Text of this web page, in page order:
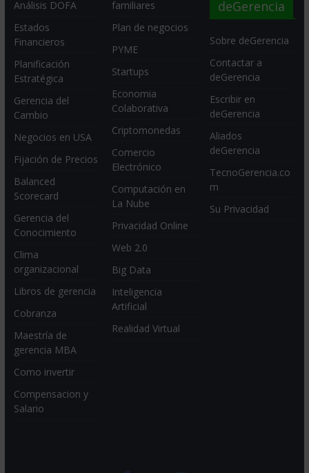
Análisis DOFA
Estados
Financieros
Planificación
Estratégica
Gerencia del
Cambio
Negocios en USA
Fijación de Precios
Balanced
Scorecard
Gerencia del
Conocimiento
Clima
organizacional
Libros de gerencia
Cobranza
Maestría de
gerencia MBA
Como invertir
Compensacion y
Salario
familiares
Plan de negocios
PYME
Startups
Economia
Colaborativa
Criptomonedas
Comercio
Electrónico
Computación en
La Nube
Privacidad Online
Web 2.0
Big Data
Inteligencia
Artificial
Realidad Virtual
deGerencia
Sobre deGerencia
Contactar a
deGerencia
Escribir en
deGerencia
Aliados
deGerencia
TecnoGerencia.co
m
Su Privacidad